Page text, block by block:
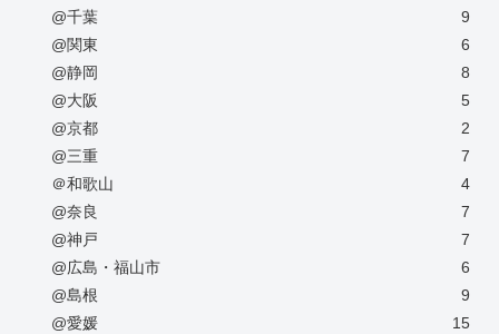
@千葉
9
@関東
6
@静岡
8
@大阪
5
@京都
2
@三重
7
＠和歌山
4
@奈良
7
@神戸
7
@広島・福山市
6
@島根
9
@愛媛
15